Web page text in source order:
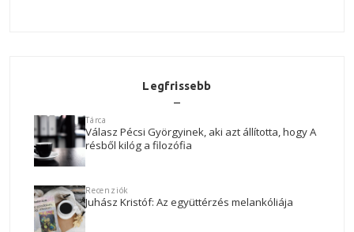
Legfrissebb
Tárca
Válasz Pécsi Györgyinek, aki azt állította, hogy A
résből kilóg a filozófia
Recenziók
Juhász Kristóf: Az együttérzés melankóliája